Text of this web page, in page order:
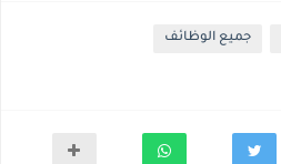
جميع الوظائف